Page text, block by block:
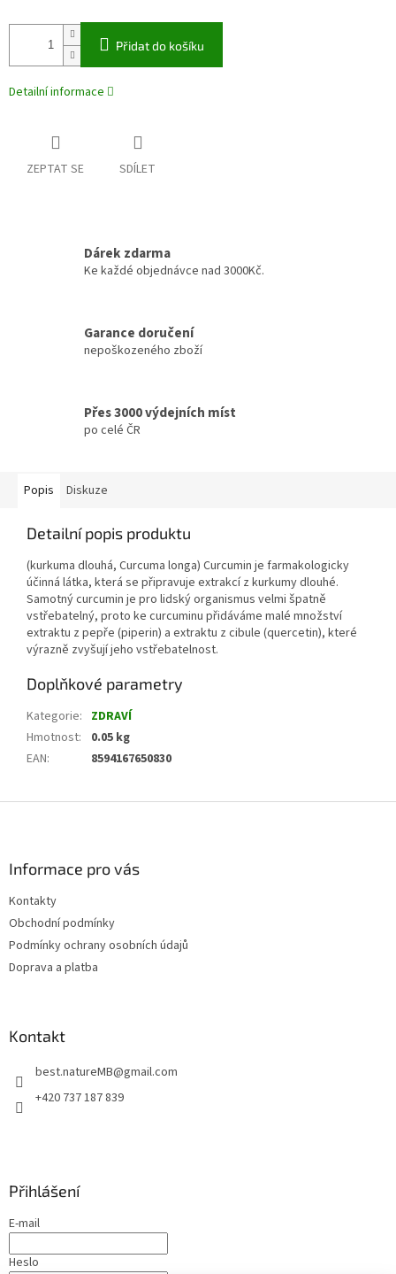
Přidat do košíku
Detailní informace
ZEPTAT SE SDÍLET
Dárek zdarma
Ke každé objednávce nad 3000Kč.
Garance doručení
nepoškozeného zboží
Přes 3000 výdejních míst
po celé ČR
Popis Diskuze
Detailní popis produktu
(kurkuma dlouhá, Curcuma longa) Curcumin je farmakologicky
účinná látka, která se připravuje extrakcí z kurkumy dlouhé.
Samotný curcumin je pro lidský organismus velmi špatně
vstřebatelný, proto ke curcuminu přidáváme malé množství
extraktu z pepře (piperin) a extraktu z cibule (quercetin), které
výrazně zvyšují jeho vstřebatelnost.
Doplňkové parametry
Kategorie: ZDRAVÍ
Hmotnost:
0.05 kg
EAN: 8594167650830
Informace pro vás
Kontakty
Obchodní podmínky
Podmínky ochrany osobních údajů
Doprava a platba
Kontakt
best.natureMB@gmail.com
+420 737 187 839
Přihlášení
E-mail
Heslo